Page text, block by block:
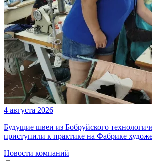
4 августа 2026
Будущие швеи из Бобруйского
приступили к практике на Фабрике
Новости компаний